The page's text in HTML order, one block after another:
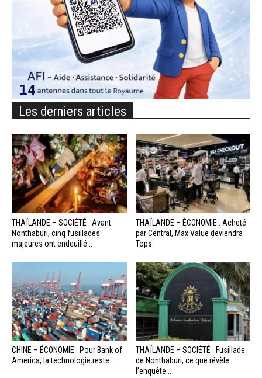
Les derniers articles
THAÏLANDE – SOCIÉTÉ : Avant
Nonthaburi, cinq fusillades
majeures ont endeuillé...
THAÏLANDE – ÉCONOMIE : Acheté
par Central, Max Value deviendra
Tops
CHINE – ÉCONOMIE : Pour Bank of
America, la technologie reste...
THAÏLANDE – SOCIÉTÉ : Fusillade
de Nonthaburi, ce que révèle
l’enquête...